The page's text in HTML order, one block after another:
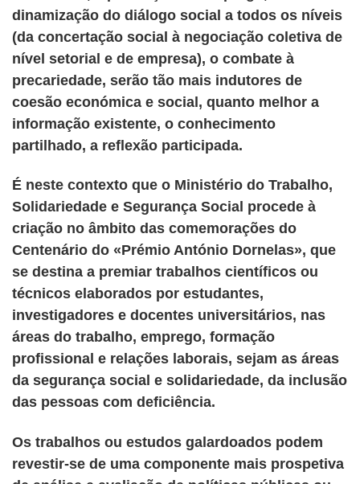
dinamização do diálogo social a todos os níveis
(da concertação social à negociação coletiva de
nível setorial e de empresa), o combate à
precariedade, serão tão mais indutores de
coesão económica e social, quanto melhor a
informação existente, o conhecimento
partilhado, a reflexão participada.
É neste contexto que o Ministério do Trabalho,
Solidariedade e Segurança Social procede à
criação no âmbito das comemorações do
Centenário do «Prémio António Dornelas», que
se destina a premiar trabalhos científicos ou
técnicos elaborados por estudantes,
investigadores e docentes universitários, nas
áreas do trabalho, emprego, formação
profissional e relações laborais, sejam as áreas
da segurança social e solidariedade, da inclusão
das pessoas com deficiência.
Os trabalhos ou estudos galardoados podem
revestir-se de uma componente mais prospetiva